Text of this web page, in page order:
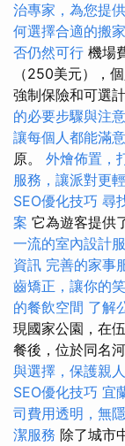
治專家，為您提
何選擇合適的搬
否仍然可行 機場
（250美元），
強制保險和可選
的必要步驟與注
讓每個人都能滿意
原。 外燴佈置，
服務，讓派對更
SEO優化技巧 尋
案 它為遊客提供
一流的室內設計
資訊 完善的家事
齒矯正，讓你的
的餐飲空間 了解
現國家公園，在
餐後，位於同名
與選擇，保護親
SEO優化技巧 宜
司費用透明，無
潔服務 除了城市